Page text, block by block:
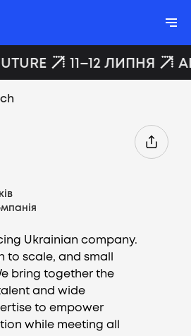
11–12 ЛИПНЯ
Ukrainian company.
to scale, and small
bring together the
and wide
to empower
while meeting all